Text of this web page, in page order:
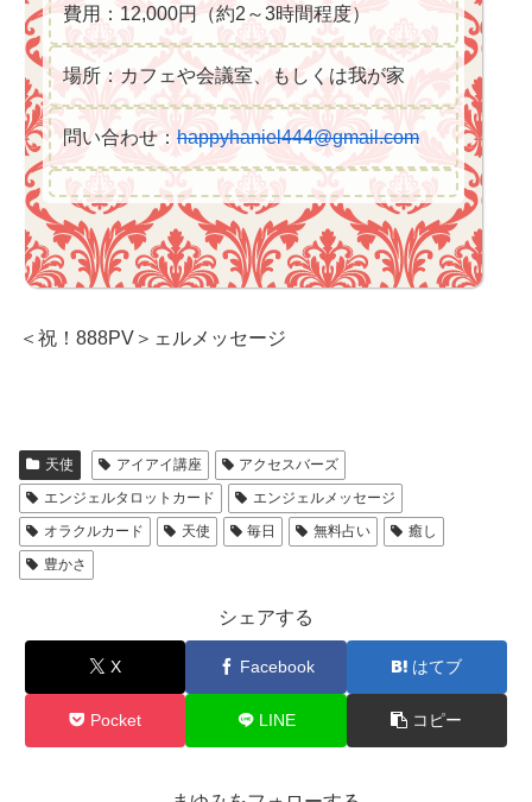
費用：12,000円（約2～3時間程度）
場所：カフェや会議室、もしくは我が家
問い合わせ： happyhaniel444@gmail.com
＜祝！888PV＞ェルメッセージ
天使 アイアイ講座
アクセスバーズ
エンジェルタロットカード
エンジェルメッセージ
オラクルカード
天使 毎日 無料占い
癒し
豊かさ
シェアする
X Facebook はてブ
Pocket LINE コピー